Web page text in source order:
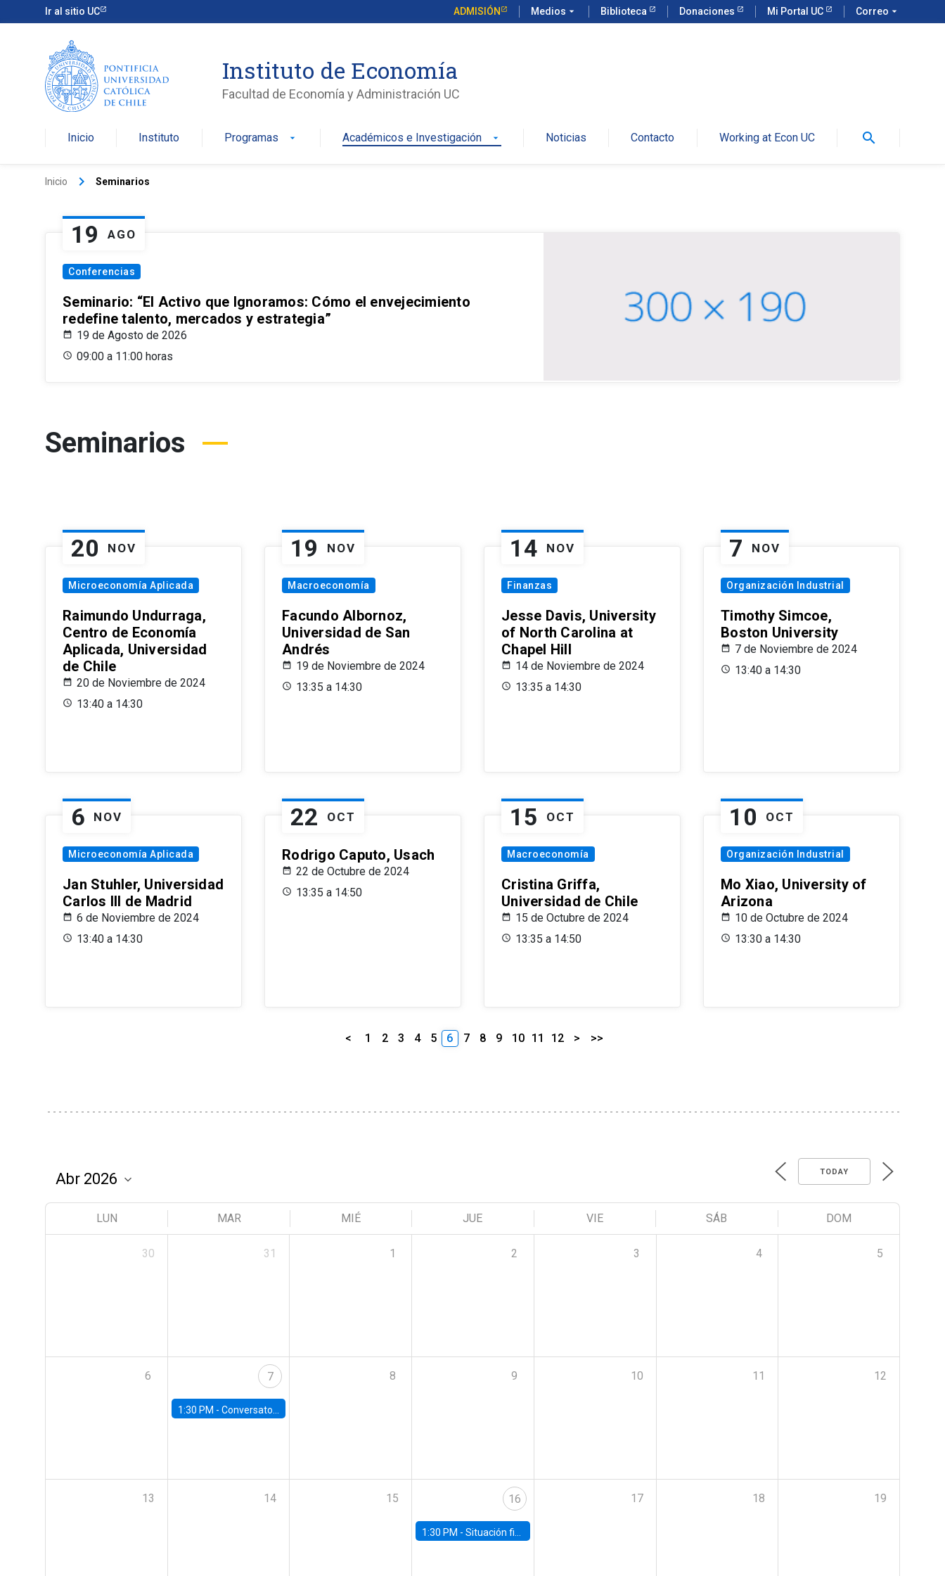
Ir al sitio UC ADMISIÓN Medios arrow_drop_down Biblioteca Donaciones Mi Portal UC Correo arrow_drop_down
Instituto de Economía
Facultad de Economía y Administración UC
Inicio Instituto Programas arrow_drop_down Académicos e Investigación arrow_drop_down Noticias Contacto Working at Econ UC search
Inicio keyboard_arrow_right Seminarios
19 AGO
Conferencias
Seminario: “El Activo que Ignoramos: Cómo el envejecimiento
redefine talento, mercados y estrategia”
19 de Agosto de 2026
09:00 a 11:00 horas
Seminarios
20 NOV
Microeconomía Aplicada
Raimundo Undurraga,
Centro de Economía
Aplicada, Universidad
de Chile
20 de Noviembre de 2024
13:40 a 14:30
19 NOV
Macroeconomía
Facundo Albornoz,
Universidad de San
Andrés
19 de Noviembre de 2024
13:35 a 14:30
14 NOV
Finanzas
Jesse Davis, University
of North Carolina at
Chapel Hill
14 de Noviembre de 2024
13:35 a 14:30
7 NOV
Organización Industrial
Timothy Simcoe,
Boston University
7 de Noviembre de 2024
13:40 a 14:30
6 NOV
Microeconomía Aplicada
Jan Stuhler, Universidad
Carlos III de Madrid
6 de Noviembre de 2024
13:40 a 14:30
22 OCT
Rodrigo Caputo, Usach
22 de Octubre de 2024
13:35 a 14:50
15 OCT
Macroeconomía
Cristina Griffa,
Universidad de Chile
15 de Octubre de 2024
13:35 a 14:50
10 OCT
Organización Industrial
Mo Xiao, University of
Arizona
10 de Octubre de 2024
13:30 a 14:30
< 1 2 3 4 5 6 7 8 9 10 11 12 > >>
TODAY
LUN MAR MIÉ JUE VIE SÁB DOM
30 31 1 2 3 4 5
6 7
1:30 PM - Conversatorio | Pobreza: La mirada de León XIV
8 9 10 11 12
13 14 15 16
1:30 PM -Situación fiscal: cierre 2025 y perspectivas de mediano plazo 2026–2030
17 18 19